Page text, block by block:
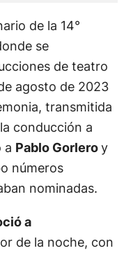
de la 14°
se
de teatro
agosto de 2023
transmitida
conducción a
a Pablo Gorleroy
números
nominadas.
a
de la noche, con